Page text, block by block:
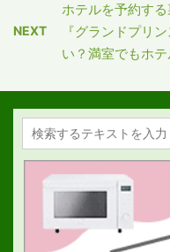
ホテルを予約する
NEXT
『グランドプリ
い？満室でもホ